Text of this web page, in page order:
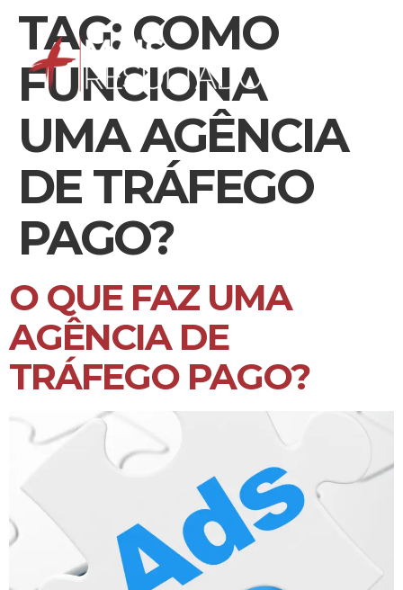
TAG: COMO
FUNCIONA
UMA AGÊNCIA
DE TRÁFEGO
PAGO?
O QUE FAZ UMA
AGÊNCIA DE
TRÁFEGO PAGO?